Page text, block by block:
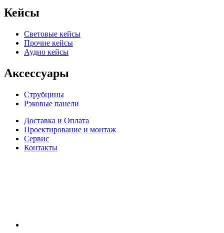
Кейсы
Световые кейсы
Прочие кейсы
Аудио кейсы
Аксессуары
Струбцины
Рэковые панели
Доставка и Оплата
Проектирование и монтаж
Сервис
Контакты